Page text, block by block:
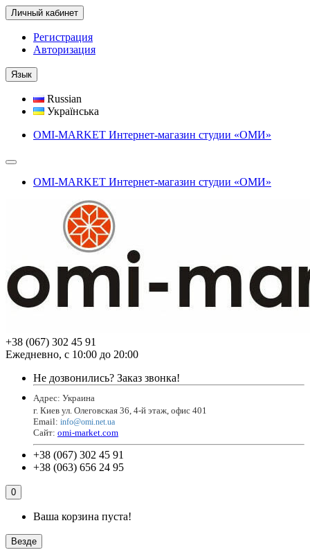
Личный кабинет
Регистрация
Авторизация
Язык
Russian
Українська
OMI-MARKET Интернет-магазин студии «ОМИ»
OMI-MARKET Интернет-магазин студии «ОМИ»
+38 (067) 302 45 91
Ежедневно, с 10:00 до 20:00
Не дозвонились? Заказ звонка!
Адрес: Украина
г. Киев ул. Олеговская 36, 4-й этаж, офис 401
Email: info@omi.net.ua
Сайт: omi-market.com
+38 (067) 302 45 91
+38 (063) 656 24 95
0
Ваша корзина пуста!
Везде